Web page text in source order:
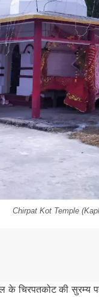
Chirpat Kot Temple
चिरपतकोट की सुरम्य